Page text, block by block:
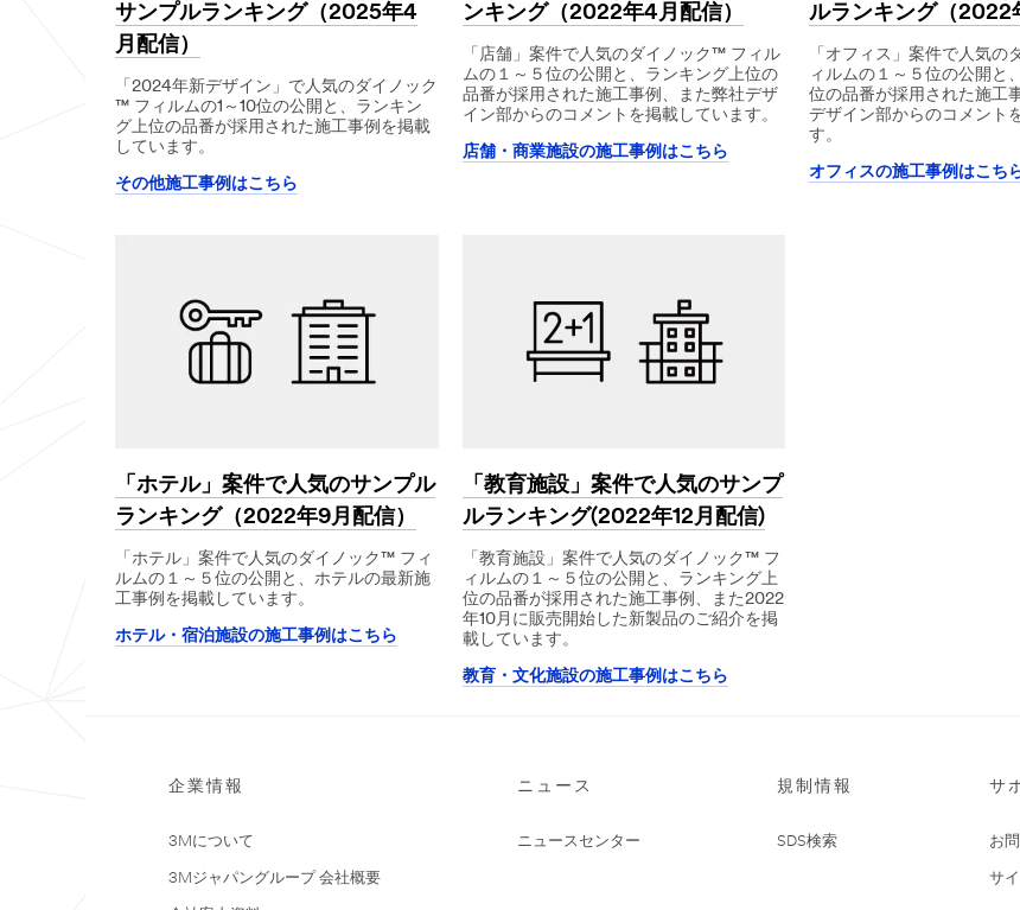
サンプルランキング（2025年4
月配信）
「2024年新デザイン」で人気のダイノック
™ フィルムの1～10位の公開と、ランキン
グ上位の品番が採用された施工事例を掲載
しています。
その他施工事例はこちら
ンキング（2022年4月配信）
「店舗」案件で人気のダイノック™ フィル
ムの１～５位の公開と、ランキング上位の
品番が採用された施工事例、また弊社デザ
イン部からのコメントを掲載しています。
店舗・商業施設の施工事例はこちら
ルランキング（2022
「オフィス」案件で人気の
ィルムの１～５位の公開と
位の品番が採用された施工
デザイン部からのコメント
す。
オフィスの施工事例はこち
「ホテル」案件で人気のサンプル
ランキング（2022年9月配信）
「ホテル」案件で人気のダイノック™ フィ
ルムの１～５位の公開と、ホテルの最新施
工事例を掲載しています。
ホテル・宿泊施設の施工事例はこちら
「教育施設」案件で人気のサンプ
ルランキング(2022年12月配信)
「教育施設」案件で人気のダイノック™ フ
ィルムの１～５位の公開と、ランキング上
位の品番が採用された施工事例、また2022
年10月に販売開始した新製品のご紹介を掲
載しています。
教育・文化施設の施工事例はこちら
企業情報
3Mについて
3Mジャパングループ 会社概要
ニュース
ニュースセンター
規制情報
SDS検索
サ
お
サ